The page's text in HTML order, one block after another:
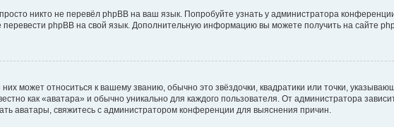
никто не перевёл phpBB на ваш язык. Попробуйте узнать у администратора
перевести phpBB на свой язык. Дополнительную информацию вы можете получить на сайте
может относиться к вашему званию, обычно это звёздочки, квадратики или точки,
как «аватара» и обычно уникально для каждого пользователя. От администратора
аватары, свяжитесь с администратором конференции для выяснения причин.